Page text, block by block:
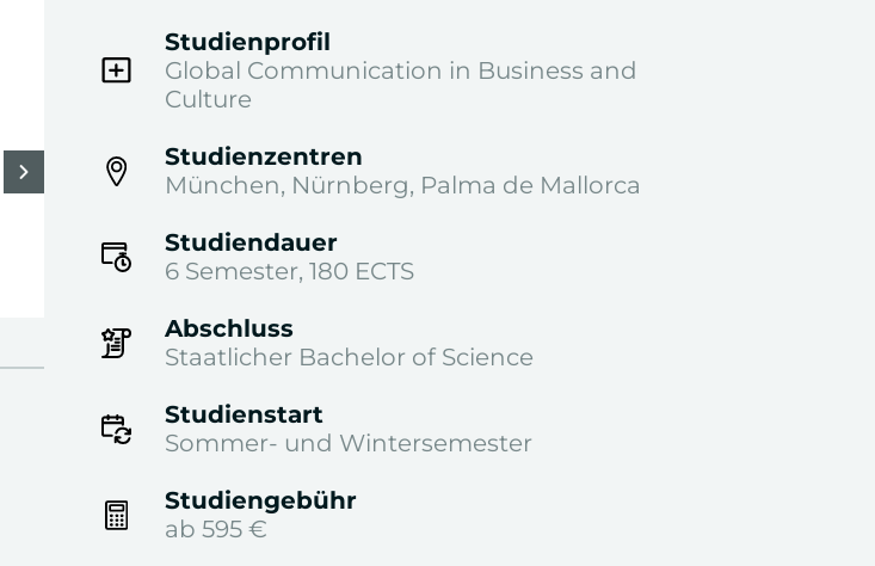
Bitte stimmen Sie der Einbindung von
YouTube-Videos zu, um diesen Inhalt
anzuzeigen:Cookie-Einstellungen öffnen
Studienprofil
Global Communication in Business and
Culture
Studienzentren
München, Nürnberg, Palma de Mallorca
Studiendauer
6 Semester, 180 ECTS
Abschluss
Staatlicher Bachelor of Science
Studienstart
Sommer- und Wintersemester
Studiengebühr
ab 595 €